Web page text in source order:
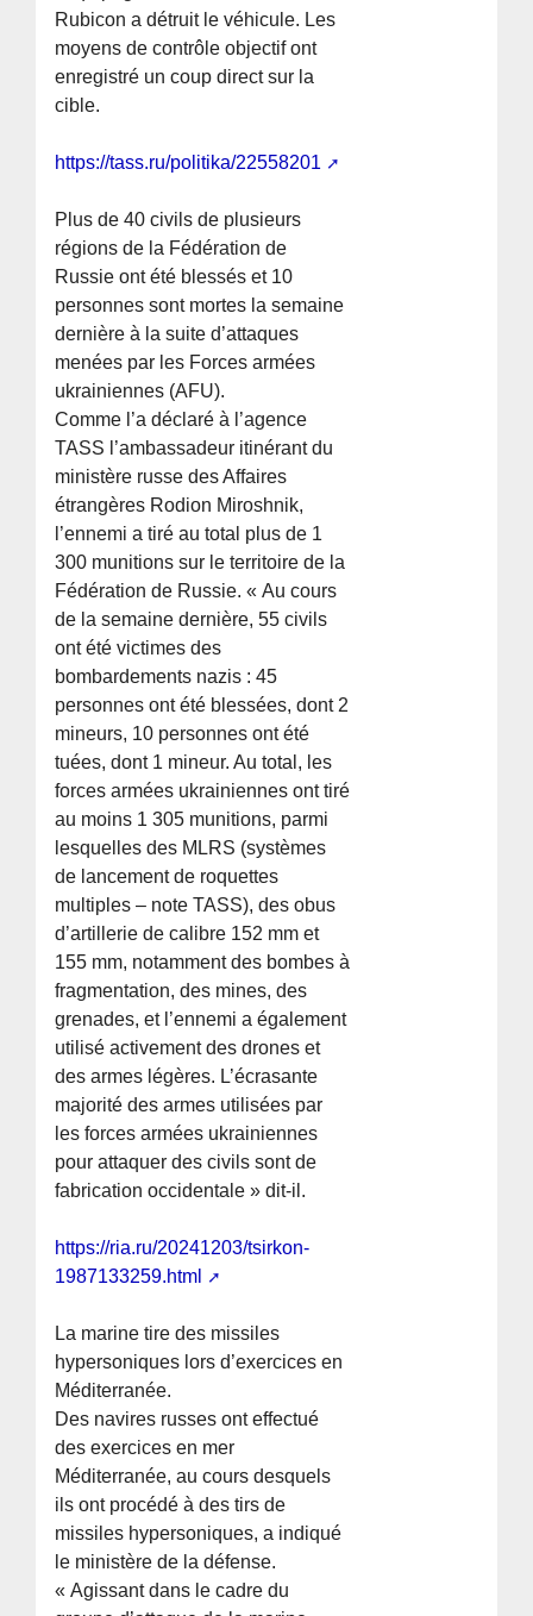
Rubicon a détruit le véhicule. Les
moyens de contrôle objectif ont
enregistré un coup direct sur la
cible.
https://tass.ru/politika/22558201
Plus de 40 civils de plusieurs
régions de la Fédération de
Russie ont été blessés et 10
personnes sont mortes la semaine
dernière à la suite d’attaques
menées par les Forces armées
ukrainiennes (AFU).
Comme l’a déclaré à l’agence
TASS l’ambassadeur itinérant du
ministère russe des Affaires
étrangères Rodion Miroshnik,
l’ennemi a tiré au total plus de 1
300 munitions sur le territoire de la
Fédération de Russie. « Au cours
de la semaine dernière, 55 civils
ont été victimes des
bombardements nazis : 45
personnes ont été blessées, dont 2
mineurs, 10 personnes ont été
tuées, dont 1 mineur. Au total, les
forces armées ukrainiennes ont tiré
au moins 1 305 munitions, parmi
lesquelles des MLRS (systèmes
de lancement de roquettes
multiples – note TASS), des obus
d’artillerie de calibre 152 mm et
155 mm, notamment des bombes à
fragmentation, des mines, des
grenades, et l’ennemi a également
utilisé activement des drones et
des armes légères. L’écrasante
majorité des armes utilisées par
les forces armées ukrainiennes
pour attaquer des civils sont de
fabrication occidentale » dit-il.
https://ria.ru/20241203/tsirkon-
1987133259.html
La marine tire des missiles
hypersoniques lors d’exercices en
Méditerranée.
Des navires russes ont effectué
des exercices en mer
Méditerranée, au cours desquels
ils ont procédé à des tirs de
missiles hypersoniques, a indiqué
le ministère de la défense.
« Agissant dans le cadre du